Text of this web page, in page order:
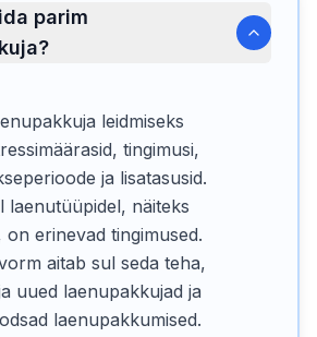
parim
leidmiseks
tingimusi,
ja lisatasusid.
laenutüüpidel, näiteks
on erinevad tingimused.
aitab sul seda teha,
uued laenupakkujad ja
laenupakkumised.